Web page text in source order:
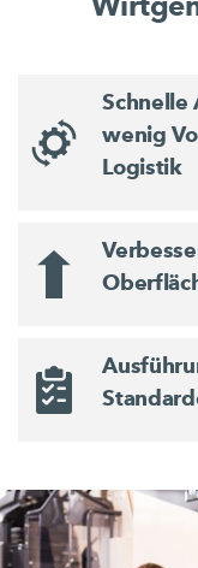
Schnelle
wenig
Logistik